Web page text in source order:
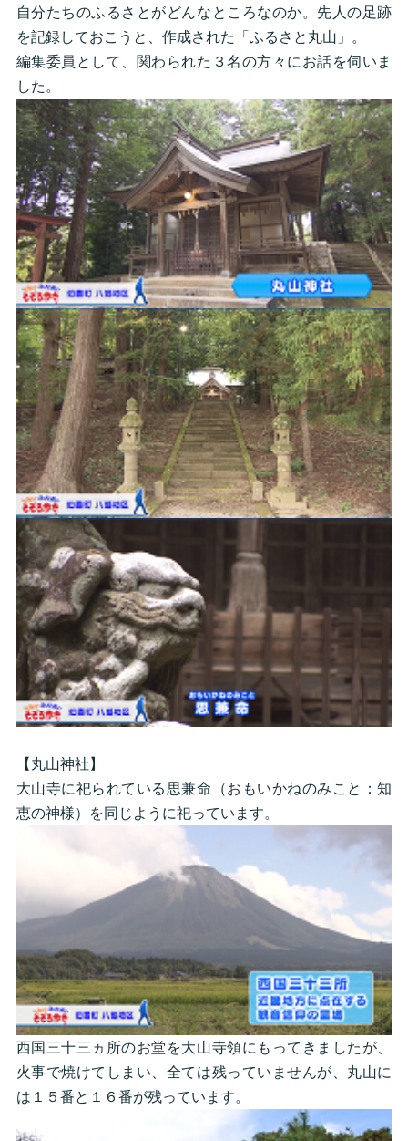
自分たちのふるさとがどんなところなのか。先人の足跡
を記録しておこうと、作成された「ふるさと丸山」。
編集委員として、関わられた３名の方々にお話を伺いま
した。
【丸山神社】
大山寺に祀られている思兼命（おもいかねのみこと：知
恵の神様）を同じように祀っています。
西国三十三ヵ所のお堂を大山寺領にもってきましたが、
火事で焼けてしまい、全ては残っていませんが、丸山に
は１５番と１６番が残っています。